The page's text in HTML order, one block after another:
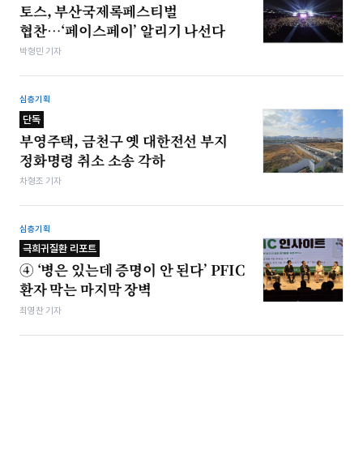
토스, 부산국제록페스티벌
협찬…‘페이스페이’ 알리기 나선다
박형민 기자
심층기획
단독
부영주택, 금천구 옛 대한전선 부지
정화명령 취소 소송 각하
차형조 기자
심층기획
극희귀질환 리포트
④ ‘병은 있는데 증명이 안 된다’ PFIC
환자 막는 마지막 장벽
최영찬 기자